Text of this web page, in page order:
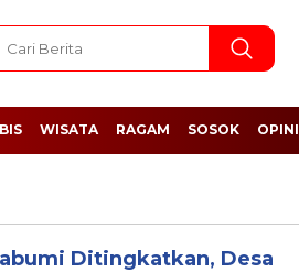
WISATA RAGAM SOSOK OPINI
Ditingkatkan, Desa